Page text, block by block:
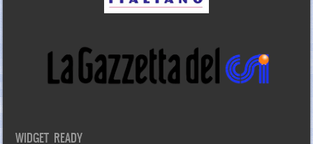
WIDGET READY